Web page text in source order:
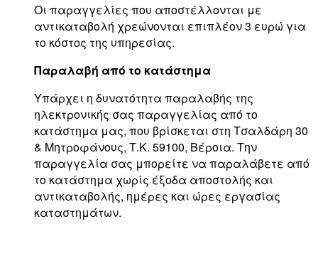
Οι παραγγελίες που αποστέλλονται με
αντικαταβολή χρεώνονται επιπλέον 3 ευρώ για
το κόστος της υπηρεσίας.
Παραλαβή από το κατάστημα
Υπάρχει η δυνατότητα παραλαβής της
ηλεκτρονικής σας παραγγελίας από το
κατάστημα μας, που βρίσκεται στη Τσαλδάρη 30
& Μητροφάνους, Τ.Κ. 59100, Βέροια. Την
παραγγελία σας μπορείτε να παραλάβετε από
το κατάστημα χωρίς έξοδα αποστολής και
αντικαταβολής, ημέρες και ώρες εργασίας
καταστημάτων.